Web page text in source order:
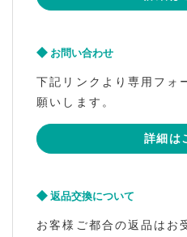
お問い合わせ
下記リンクより専用フォ
願いします。
詳細は
返品交換について
お客様ご都合の返品はお